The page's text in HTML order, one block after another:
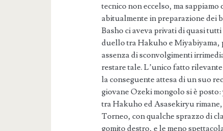
tecnico non eccelso, ma
abitualmente in preparazione dei
Basho ci aveva privati di quasi
duello tra Hakuho e Miyabiyama,
assenza di sconvolgimenti
restare tale. L’unico fatto
la conseguente attesa di un suo
giovane Ozeki mongolo si è
tra Hakuho ed Asasekiryu
Torneo, con qualche sprazzo di
gomito destro, e le meno